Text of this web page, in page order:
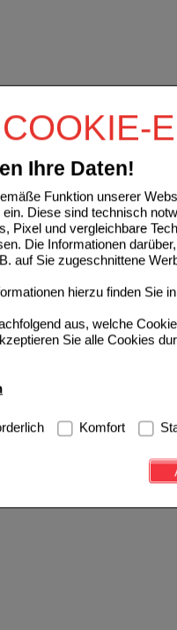
COOKIE-
Ihre Daten!
Funktion unserer
Diese sind technisch
Pixel und vergleichbare
Die Informationen
auf Sie zugeschnittene
hierzu finden Sie
aus, welche
Sie alle Cookies
Hierbei handelt es sich
Navigation, Warenkorb,
werden genutzt um
die Wiedererkennung des
und unser Partnerprogramm
Drittseiten möglichst
wie z.B. Google oder soziale
Komfort